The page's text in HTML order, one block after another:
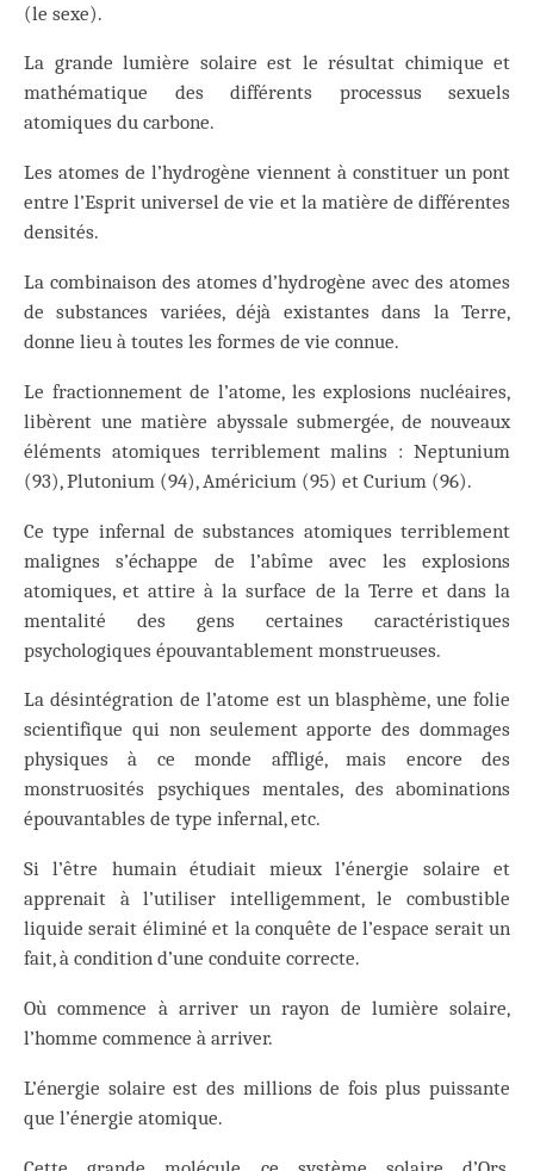
(le sexe).
La grande lumière solaire est le résultat chimique et
mathématique des différents processus sexuels
atomiques du carbone.
Les atomes de l’hydrogène viennent à constituer un pont
entre l’Esprit universel de vie et la matière de différentes
densités.
La combinaison des atomes d’hydrogène avec des atomes
de substances variées, déjà existantes dans la Terre,
donne lieu à toutes les formes de vie connue.
Le fractionnement de l’atome, les explosions nucléaires,
libèrent une matière abyssale submergée, de nouveaux
éléments atomiques terriblement malins : Neptunium
(93), Plutonium (94), Américium (95) et Curium (96).
Ce type infernal de substances atomiques terriblement
malignes s’échappe de l’abîme avec les explosions
atomiques, et attire à la surface de la Terre et dans la
mentalité des gens certaines caractéristiques
psychologiques épouvantablement monstrueuses.
La désintégration de l’atome est un blasphème, une folie
scientifique qui non seulement apporte des dommages
physiques à ce monde affligé, mais encore des
monstruosités psychiques mentales, des abominations
épouvantables de type infernal, etc.
Si l’être humain étudiait mieux l’énergie solaire et
apprenait à l’utiliser intelligemment, le combustible
liquide serait éliminé et la conquête de l’espace serait un
fait, à condition d’une conduite correcte.
Où commence à arriver un rayon de lumière solaire,
l’homme commence à arriver.
L’énergie solaire est des millions de fois plus puissante
que l’énergie atomique.